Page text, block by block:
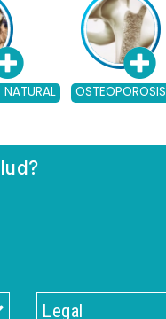
OSTEOPOROSIS
Legal